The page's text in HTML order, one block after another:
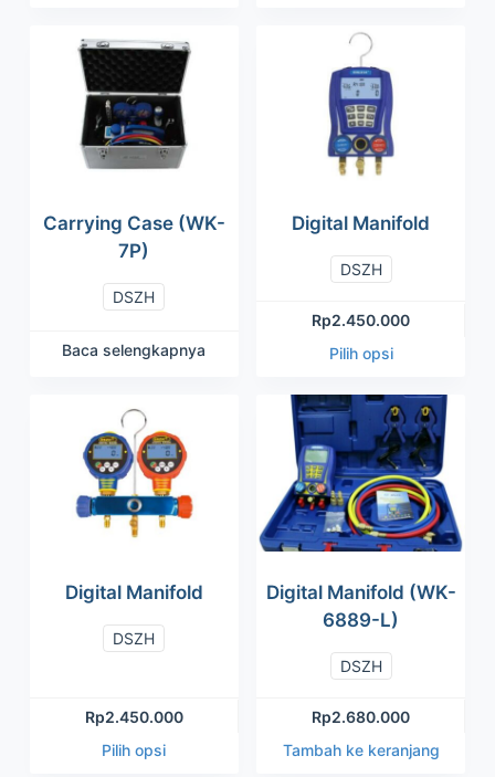
Carrying Case (WK-
7P)
Baca selengkapnya
DSZH
Digital Manifold
Rp2.450.000
Pilih opsi
DSZH
Digital Manifold
Rp2.450.000
Pilih opsi
DSZH
Digital Manifold (WK-
6889-L)
Rp2.680.000
Tambah ke keranjang
DSZH